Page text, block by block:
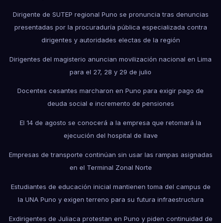
Dirigente de SUTEP regional Puno se pronuncia tras denuncias
presentadas por la procuraduría pública especializada contra
dirigentes y autoridades electas de la región
Dirigentes del magisterio anuncian movilización nacional en Lima
para el 27, 28 y 29 de julio
Docentes cesantes marcharon en Puno para exigir pago de
deuda social e incremento de pensiones
El 14 de agosto se conocerá a la empresa que retomará la
ejecución del hospital de Ilave
Empresas de transporte continúan sin usar las rampas asignadas
en el Terminal Zonal Norte
Estudiantes de educación inicial mantienen toma del campus de
la UNA Puno y exigen terreno para su futura infraestructura
Exdirigentes de Juliaca protestan en Puno y piden continuidad de